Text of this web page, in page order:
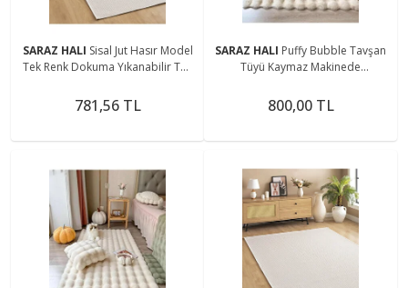
SARAZ HALI Sisal Jut Hasır Model
Tek Renk Dokuma Yıkanabilir Toz
781,56 TL
SARAZ HALI Puffy Bubble Tavşan
Tüyü Kaymaz Makinede
Halı
800,00 TL